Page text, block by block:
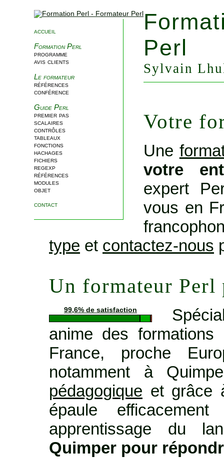
accueil
Formation Perl
programme
avis clients
Le formateur
références
conférence
Guide Perl
premier pas
scalaires
contrôles
tableaux
fonctions
hachages
fichiers
regexp
références
modules
objet
contact
Perl
Sylvain
Votre
Une
votre
expert
vous en
type et contactez-nous
Un formateur Perl
99,6% de satisfaction
anime des
France, proche
notamment à
pédagogique et grâce
épaule
apprentissage du
Quimper pour